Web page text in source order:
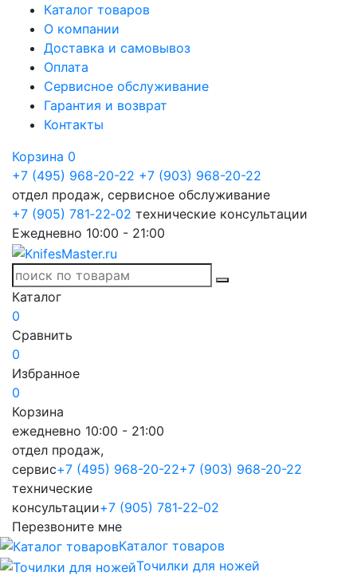
Каталог товаров
О компании
Доставка и самовывоз
Оплата
Сервисное обслуживание
Гарантия и возврат
Контакты
Корзина 0
+7 (495) 968-20-22 +7 (903) 968-20-22
отдел продаж, сервисное обслуживание
+7 (905) 781‑22‑02 технические консультации
Ежедневно 10:00 - 21:00
Каталог
0
Сравнить
0
Избранное
0
Корзина
ежедневно 10:00 - 21:00
отдел продаж,
сервис+7 (495) 968-20-22+7 (903) 968-20-22
технические
консультации+7 (905) 781‑22‑02
Перезвоните мне
Каталог товаров
Точилки для ножей